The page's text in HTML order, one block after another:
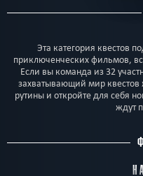
Эта категория квестов
приключенческих фильмов,
Если вы команда из 32
захватывающий мир квестов
рутины и откройте для себя
ждут